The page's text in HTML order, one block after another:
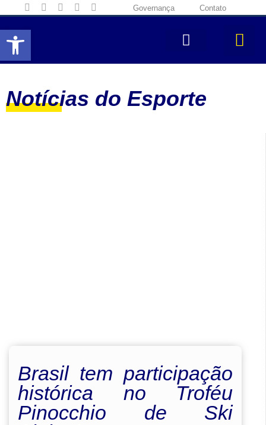
Abrir a barra de ferramentas
Governança Contato
Notícias do Esporte
Brasil tem participação
histórica no Troféu
Pinocchio de Ski